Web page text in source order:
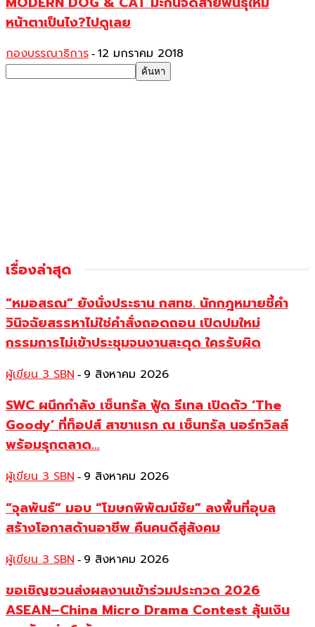
หน้าตาเป็นไง?ไปดูเลย
กองบรรณาธิการ - 12 มกราคม 2018
เรื่องล่าสุด
“หมอสรณ” ยังนั่งประธาน กสทช. นักกฎหมายชี้คำ
วินิจฉัยสรรหาไม่ใช่คำสั่งถอดถอน เปิดปมใหม่
กรรมการไม่เข้าประชุมจนงานสะดุด ใครรับผิด
ผู้เขียน 3 SBN - 9 สิงหาคม 2026
SWC ผนึกกำลัง เซ็นทรัล ฟู้ด รีเทล เปิดตัว ‘The
Goody’ ที่ท็อปส์ สาขาแรก ณ เซ็นทรัล นอร์ทวิลล์
พร้อมรุกตลาด...
ผู้เขียน 3 SBN - 9 สิงหาคม 2026
“จุลพันธ์” มอบ “โฆษกพิพัฒน์ชัย” ลงพื้นที่อุบล
สร้างโอกาสด้านอาชีพ คืนคนดีสู่สังคม
ผู้เขียน 3 SBN - 9 สิงหาคม 2026
ขอเชิญชวนส่งผลงานเข้าร่วมประกวด 2026
ASEAN–China Micro Drama Contest ลุ้นเงิน